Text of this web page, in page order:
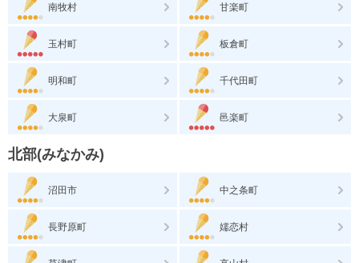
南牧村 甘楽町
玉村町 板倉町
明和町 千代田町
大泉町 邑楽町
北部(みなかみ)
沼田市 中之条町
長野原町 嬬恋村